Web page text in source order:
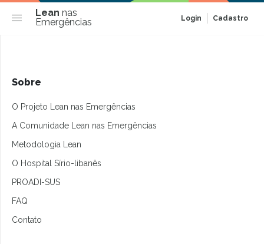
Lean nas
Emergências
Login Cadastro
Sobre
O Projeto Lean nas Emergências
A Comunidade Lean nas Emergências
Metodologia Lean
O Hospital Sírio-libanês
PROADI-SUS
FAQ
Contato